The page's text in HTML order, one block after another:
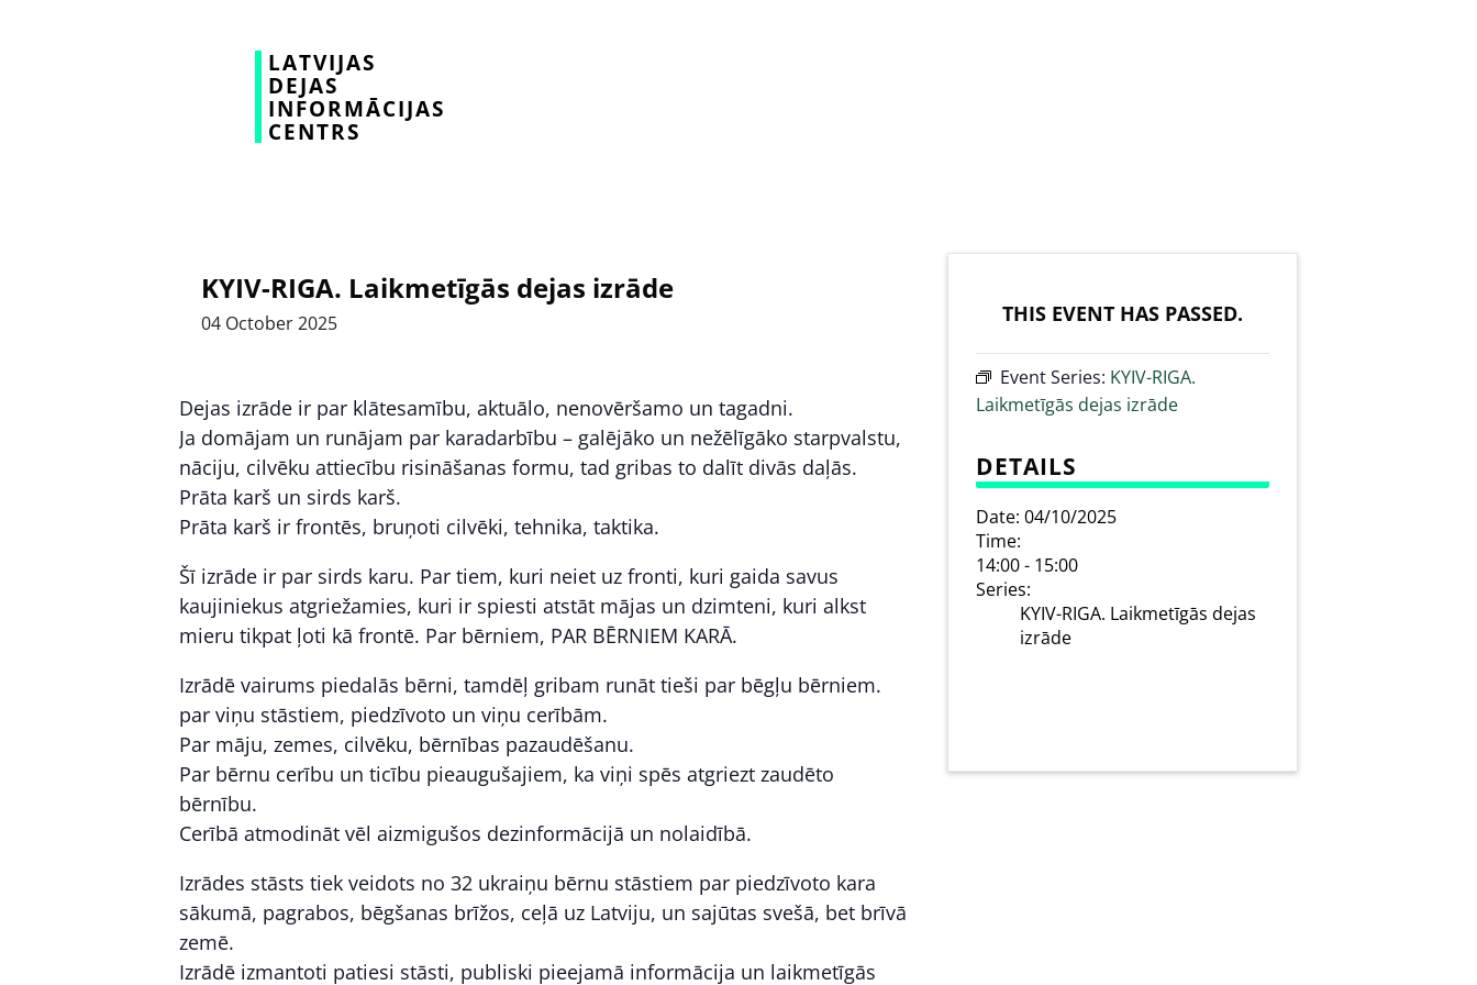
LATVIJAS
DEJAS
INFORMĀCIJAS
CENTRS
KYIV-RIGA. Laikmetīgās dejas izrāde
04 October2025
Dejas izrāde ir par klātesamību, aktuālo, nenovēršamo un tagadni.
Ja domājam un runājam par karadarbību – galējāko un nežēlīgāko starpvalstu,
nāciju, cilvēku attiecību risināšanas formu, tad gribas to dalīt divās daļās.
Prāta karš un sirds karš.
Prāta karš ir frontēs, bruņoti cilvēki, tehnika, taktika.
Šī izrāde ir par sirds karu. Par tiem, kuri neiet uz fronti, kuri gaida savus
kaujiniekus atgriežamies, kuri ir spiesti atstāt mājas un dzimteni, kuri alkst
mieru tikpat ļoti kā frontē. Par bērniem, PAR BĒRNIEM KARĀ.
Izrādē vairums piedalās bērni, tamdēļ gribam runāt tieši par bēgļu bērniem.
par viņu stāstiem, piedzīvoto un viņu cerībām.
Par māju, zemes, cilvēku, bērnības pazaudēšanu.
Par bērnu cerību un ticību pieaugušajiem, ka viņi spēs atgriezt zaudēto
bērnību.
Cerībā atmodināt vēl aizmigušos dezinformācijā un nolaidībā.
Izrādes stāsts tiek veidots no 32 ukraiņu bērnu stāstiem par piedzīvoto kara
sākumā, pagrabos, bēgšanas brīžos, ceļā uz Latviju, un sajūtas svešā, bet brīvā
zemē.
Izrādē izmantoti patiesi stāsti, publiski pieejamā informācija un laikmetīgās
THIS EVENT HAS PASSED.
Event Series: KYIV-RIGA.
Laikmetīgās dejas izrāde
DETAILS
Date: 04/10/2025
Time:
14:00 - 15:00
Series:
KYIV-RIGA. Laikmetīgās dejas
izrāde